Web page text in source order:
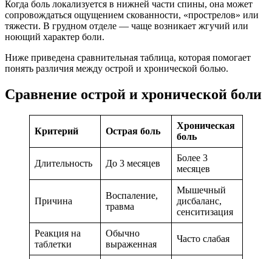
Когда боль локализуется в нижней части спины, она может
сопровождаться ощущением скованности, «прострелов» или
тяжести. В грудном отделе — чаще возникает жгучий или
ноющий характер боли.
Ниже приведена сравнительная таблица, которая помогает
понять различия между острой и хронической болью.
Сравнение острой и хронической боли
Критерий Острая боль
Хроническая
боль
Длительность До 3 месяцев
Более 3
месяцев
Причина
Воспаление,
травма
Мышечный
дисбаланс,
сенситизация
Реакция на
таблетки
Обычно
выраженная
Часто слабая